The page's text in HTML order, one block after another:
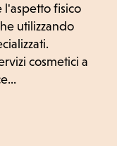
l'aspetto fisico
utilizzando
cosmetici a